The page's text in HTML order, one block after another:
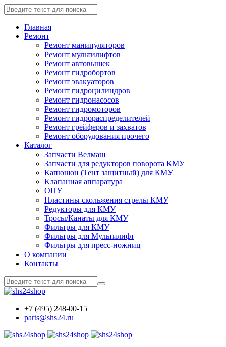
Главная
Ремонт
Ремонт манипуляторов
Ремонт мультилифтов
Ремонт автовышек
Ремонт гидробортов
Ремонт эвакуаторов
Ремонт гидроцилиндров
Ремонт гидронасосов
Ремонт гидромоторов
Ремонт гидрораспределителей
Ремонт грейферов и захватов
Ремонт оборудования прочего
Каталог
Запчасти Велмаш
Запчасти для редукторов поворота КМУ
Капюшон (Тент защитный) для КМУ
Клапанная аппаратура
ОПУ
Пластины скольжения стрелы КМУ
Редукторы для КМУ
Тросы/Канаты для КМУ
Фильтры для КМУ
Фильтры для Мультилифт
Фильтры для пресс-ножниц
О компании
Контакты
+7 (495) 248-00-15
parts@shs24.ru